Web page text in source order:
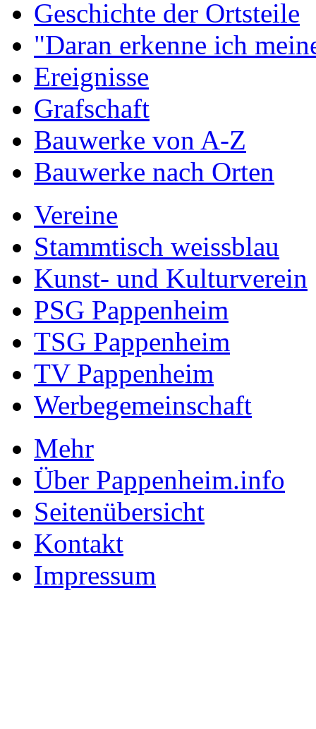
Geschichte der Ortsteile
"Daran erkenne ich
Ereignisse
Grafschaft
Bauwerke von A-Z
Bauwerke nach Orten
Vereine
Stammtisch weissblau
Kunst- und Kulturverein
PSG Pappenheim
TSG Pappenheim
TV Pappenheim
Werbegemeinschaft
Mehr
Über Pappenheim.info
Seitenübersicht
Kontakt
Impressum